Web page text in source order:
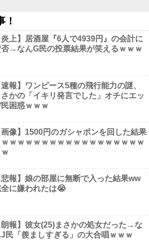
NEW!
犯格″の川口侑斗被告に「無期懲役」の判決
30年」の判決他 NEW!
自己顕示欲が強いんだ」と左派が『高木美
ト』に激怒、「こんな首相は見たことがな
佳代子“現在の性欲”について衝撃告白「休
だいたい…」 NEW!
ルナンデス見せたデカケツがそそる
NEW!
相互RSS
炎上】居酒屋『6人で4939円』の会計に
→なんG民の投票結果が笑えるｗｗｗ
速報】ワンピース5種の飛行能力の謎、
さかの「イキリ発言でした」オチにエッ
困惑ｗｗｗ
画像】1500円のガシャポンを回した結果
ｗｗｗｗｗｗｗｗｗｗｗｗｗｗｗｗｗｗ
悲報】娘の部屋に無断で入った結果ww
全に嫌われたは😭
朗報】彼女(25)まさかの処女だった→な
J民「羨ましすぎる」の大合唱ｗｗｗ